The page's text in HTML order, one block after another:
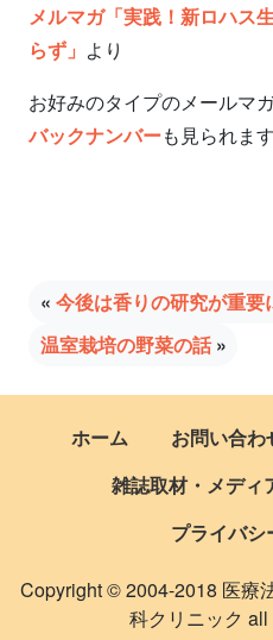
メルマガ「実践！新ロハス
らず」 より
お好みのタイプのメールマ
バックナンバーも見られます
« 今後は香りの研究が重要
温室栽培の野菜の話»
ホーム お問い合わ
雑誌取材・メディ
プライバ
Copyright © 2004-2018 医療
科クリニック